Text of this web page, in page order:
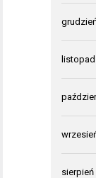
listopad
sierpień